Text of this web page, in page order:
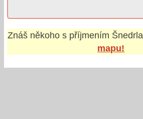
Znáš někoho s příjmením Šnedrla
mapu!